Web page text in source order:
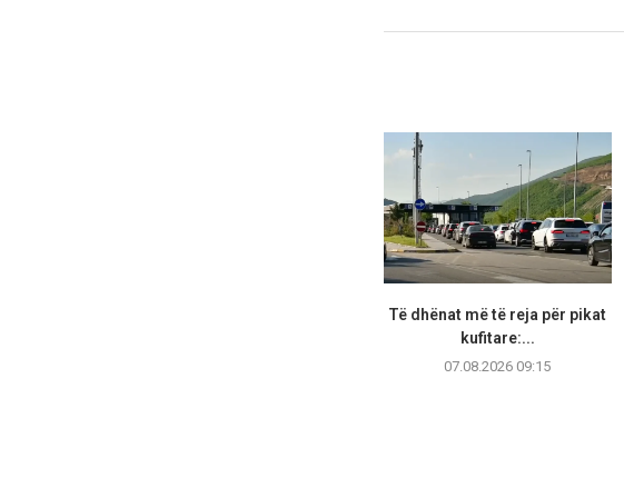
Të dhënat më të reja për pikat
kufitare:...
07.08.2026 09:15